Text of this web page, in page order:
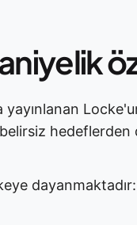
yayınlanan
hedeflerden